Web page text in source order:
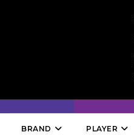
BRAND PLAYER